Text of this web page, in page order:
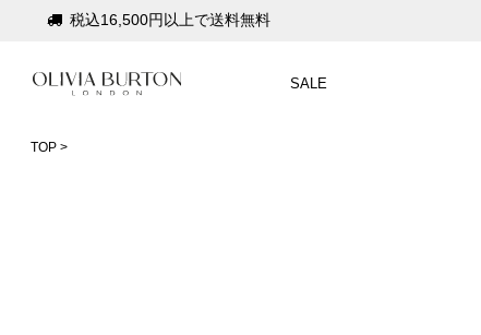
会員登録で1,000円分のポイントプレゼント
SALE
TOP